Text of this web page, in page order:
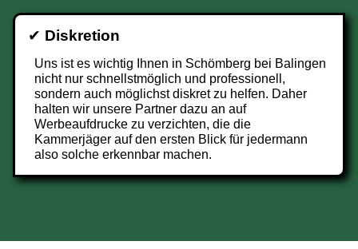
✔ Diskretion
Uns ist es wichtig Ihnen in Schömberg bei Balingen
nicht nur schnellstmöglich und professionell,
sondern auch möglichst diskret zu helfen. Daher
halten wir unsere Partner dazu an auf
Werbeaufdrucke zu verzichten, die die
Kammerjäger auf den ersten Blick für jedermann
also solche erkennbar machen.